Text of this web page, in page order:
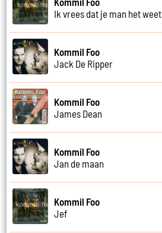
Ik vrees dat je man het weet
Kommil Foo
Jack De Ripper
Kommil Foo
James Dean
Kommil Foo
Jan de maan
Kommil Foo
Jef